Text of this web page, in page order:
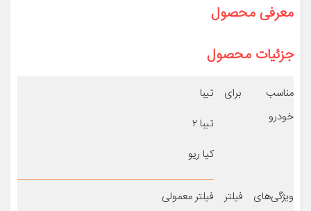
معرفی محصول
جزئیات محصول
مناسب برای
خودرو
تیبا
تیبا ۲
کیا ریو
ویژگی‌های فیلتر
فیلتر معمولی